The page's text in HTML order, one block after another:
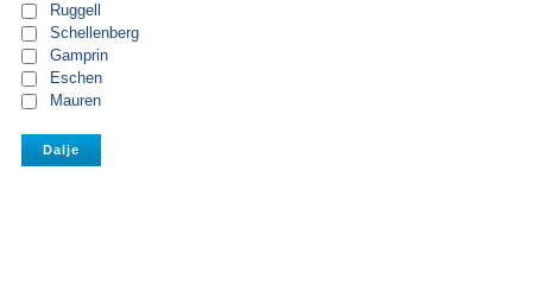
Ruggell
Schellenberg
Gamprin
Eschen
Mauren